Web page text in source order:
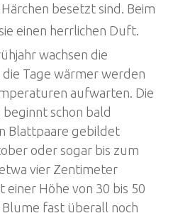
besetzt sind. Beim
einen herrlichen Duft.
wachsen die
Tage wärmer werden
aufwarten. Die
schon bald
Blattpaare gebildet
oder sogar bis zum
vier Zentimeter
Höhe von 30 bis 50
fast überall noch